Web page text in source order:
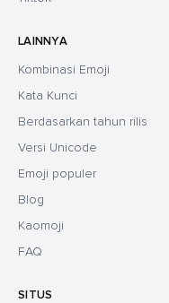
LAINNYA
Kombinasi Emoji
Kata Kunci
Berdasarkan tahun rilis
Versi Unicode
Emoji populer
Blog
Kaomoji
FAQ
SITUS